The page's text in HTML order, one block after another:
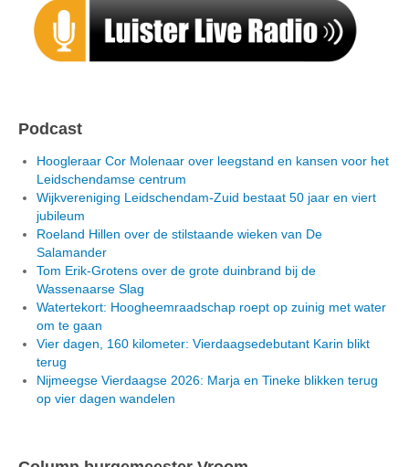
Podcast
Hoogleraar Cor Molenaar over leegstand en kansen voor het
Leidschendamse centrum
Wijkvereniging Leidschendam-Zuid bestaat 50 jaar en viert
jubileum
Roeland Hillen over de stilstaande wieken van De
Salamander
Tom Erik-Grotens over de grote duinbrand bij de
Wassenaarse Slag
Watertekort: Hoogheemraadschap roept op zuinig met water
om te gaan
Vier dagen, 160 kilometer: Vierdaagsedebutant Karin blikt
terug
Nijmeegse Vierdaagse 2026: Marja en Tineke blikken terug
op vier dagen wandelen